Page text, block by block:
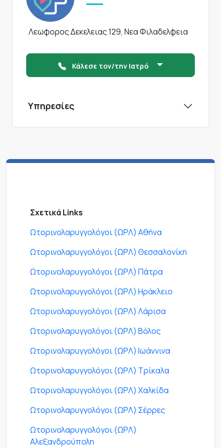
Λεωφορος Δεκελειας 129, Νεα Φιλαδελφεια
Κάλεσε τον/την Ιατρό
Υπηρεσίες
Σχετικά Links
Ωτορινολαρυγγολόγοι (ΩΡΛ) Αθήνα
Ωτορινολαρυγγολόγοι (ΩΡΛ) Θεσσαλονίκη
Ωτορινολαρυγγολόγοι (ΩΡΛ) Πάτρα
Ωτορινολαρυγγολόγοι (ΩΡΛ) Ηράκλειο
Ωτορινολαρυγγολόγοι (ΩΡΛ) Λάρισα
Ωτορινολαρυγγολόγοι (ΩΡΛ) Βόλος
Ωτορινολαρυγγολόγοι (ΩΡΛ) Ιωάννινα
Ωτορινολαρυγγολόγοι (ΩΡΛ) Τρίκαλα
Ωτορινολαρυγγολόγοι (ΩΡΛ) Χαλκίδα
Ωτορινολαρυγγολόγοι (ΩΡΛ) Σέρρες
Ωτορινολαρυγγολόγοι (ΩΡΛ)
Αλεξανδρούπολη